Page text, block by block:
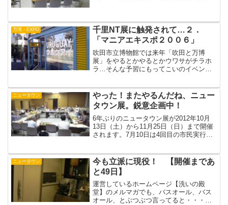
万博・EXPO
千里NT展に触発されて…２．
「マニアエキスポ２００６」
吹田市立博物館では来年「吹田と万博
展」をやるとかやるとかウワサがチラホ
ラ…そんな予習にもってこいのイベント
２００６」！実はこの総合プロデューサ
ーを今年される白井達郎...
ニュータウン
やった！またやるんだね、ニュー
タウン展。鋭意企画中！
6年ぶりのニュータウン展が2012年10月
13日（土）から11月25日（日）まで開催
されます。7月10日は4回目の市民実行委
いた団地暮らし」千里ニュータウンの住
民へ...
ニュータウン
今も立派に現役！ 【開催まであ
と49日】
運営しているホームページ【洗いの殿
堂】のメルマガでも、バスオール、バス
オール、とぶつぶつ言ってると・・・